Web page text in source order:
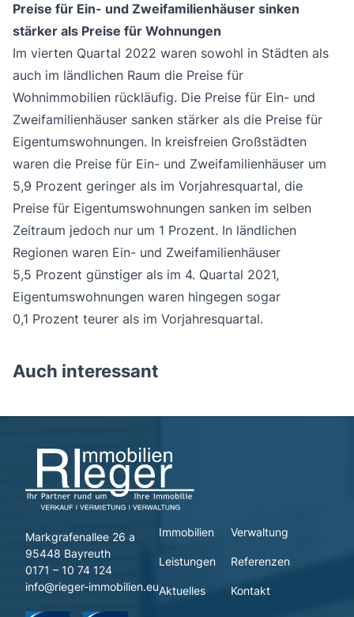
Preise für Ein- und Zweifamilienhäuser sinken
stärker als Preise für Wohnungen
Im vierten Quartal 2022 waren sowohl in Städten als
auch im ländlichen Raum die Preise für
Wohnimmobilien rückläufig. Die Preise für Ein- und
Zweifamilienhäuser sanken stärker als die Preise für
Eigentumswohnungen. In kreisfreien Großstädten
waren die Preise für Ein- und Zweifamilienhäuser um
5,9 Prozent geringer als im Vorjahresquartal, die
Preise für Eigentumswohnungen sanken im selben
Zeitraum jedoch nur um 1 Prozent. In ländlichen
Regionen waren Ein- und Zweifamilienhäuser
5,5 Prozent günstiger als im 4. Quartal 2021,
Eigentumswohnungen waren hingegen sogar
0,1 Prozent teurer als im Vorjahresquartal.
Auch interessant
Markgrafenallee 26 a
95448 Bayreuth
0171 – 10 74 124
info@rieger-immobilien.eu
Immobilien Verwaltung
Leistungen Referenzen
Aktuelles Kontakt